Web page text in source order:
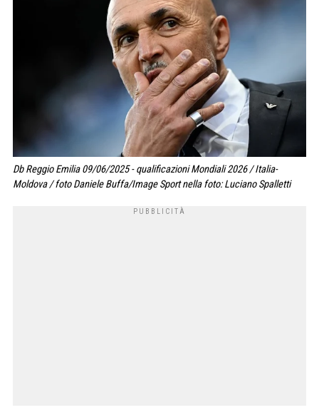
Db Reggio Emilia 09/06/2025 - qualificazioni Mondiali 2026 / Italia-
Moldova / foto Daniele Buffa/Image Sport nella foto: Luciano Spalletti